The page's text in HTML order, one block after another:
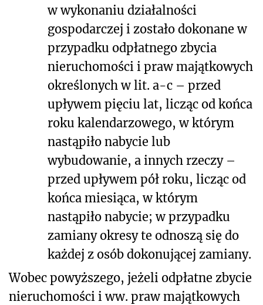
w wykonaniu działalności
gospodarczej i zostało dokonane w
przypadku odpłatnego zbycia
nieruchomości i praw majątkowych
określonych w lit. a-c – przed
upływem pięciu lat, licząc od końca
roku kalendarzowego, w którym
nastąpiło nabycie lub
wybudowanie, a innych rzeczy –
przed upływem pół roku, licząc od
końca miesiąca, w którym
nastąpiło nabycie; w przypadku
zamiany okresy te odnoszą się do
każdej z osób dokonującej zamiany.
Wobec powyższego, jeżeli odpłatne zbycie
nieruchomości i ww. praw majątkowych